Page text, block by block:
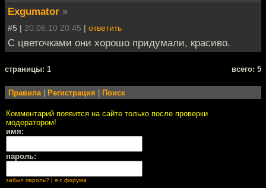
Exgumator »
#5 | 20.06.10 20:45 | ответить
С цветочками они хорошо придумали, красиво.
cтраницы: 1 всего: 5
Правила| Регистрация Поиск
Комментарий появится на сайте только после проверки
модератором!
имя:
пароль:
забыл пароль? | я с форума